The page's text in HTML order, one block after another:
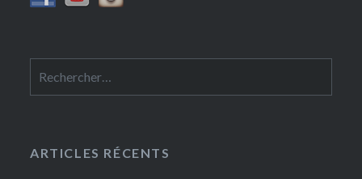
ARTICLES RÉCENTS